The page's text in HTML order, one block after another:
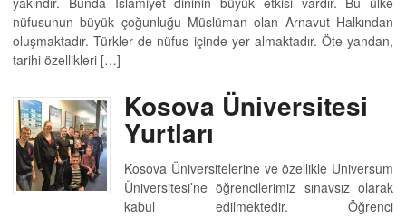
nüfusunun büyük çoğunluğu Müslüman olan Arnavut Halkından
oluşmaktadır. Türkler de nüfus içinde yer almaktadır. Öte yandan,
tarihi özellikleri […]
Kosova Üniversitesi
Yurtları
Kosova Üniversitelerine ve özellikle Universum
Üniversitesi’ne öğrencilerimiz sınavsız olarak
kabul edilmektedir. Öğrenci